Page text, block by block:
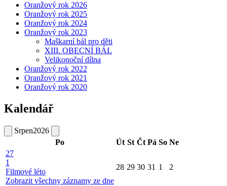
Oranžový rok 2026
Oranžový rok 2025
Oranžový rok 2024
Oranžový rok 2023
Maškarní bál pro děti
XIII. OBECNÍ BÁL
Velikonoční dílna
Oranžový rok 2022
Oranžový rok 2021
Oranžový rok 2020
Kalendář
Srpen2026
Po
Út St Čt Pá So Ne
27
1
Filmové léto
Zobrazit všechny záznamy ze dne
28 29 30 31 1 2